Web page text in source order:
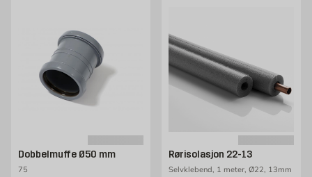
Dobbelmuffe Ø50 mm
75
Rørisolasjon 22-13
Selvklebend, 1 meter, Ø22, 13mm